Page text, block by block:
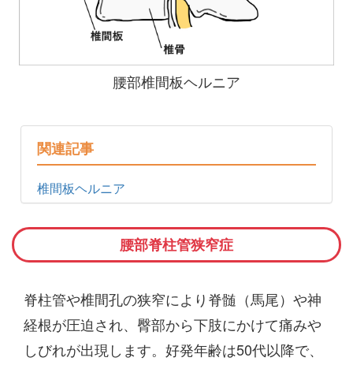
腰部椎間板ヘルニア
関連記事
椎間板ヘルニア
腰部脊柱管狭窄症
脊柱管や椎間孔の狭窄により脊髄（馬尾）や神
経根が圧迫され、臀部から下肢にかけて痛みや
しびれが出現します。好発年齢は50代以降で、